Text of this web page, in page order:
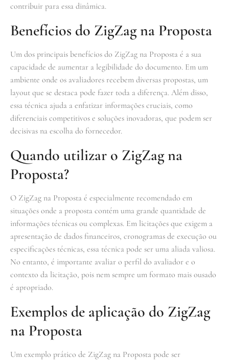
contribuir para essa dinâmica.
Benefícios do ZigZag na Proposta
Um dos principais benefícios do ZigZag na Proposta é a sua
capacidade de aumentar a legibilidade do documento. Em um
ambiente onde os avaliadores recebem diversas propostas, um
layout que se destaca pode fazer toda a diferença. Além disso,
essa técnica ajuda a enfatizar informações cruciais, como
diferenciais competitivos e soluções inovadoras, que podem ser
decisivas na escolha do fornecedor.
Quando utilizar o ZigZag na
Proposta?
O ZigZag na Proposta é especialmente recomendado em
situações onde a proposta contém uma grande quantidade de
informações técnicas ou complexas. Em licitações que exigem a
apresentação de dados financeiros, cronogramas de execução ou
especificações técnicas, essa técnica pode ser uma aliada valiosa.
No entanto, é importante avaliar o perfil do avaliador e o
contexto da licitação, pois nem sempre um formato mais ousado
é apropriado.
Exemplos de aplicação do ZigZag
na Proposta
Um exemplo prático de ZigZag na Proposta pode ser